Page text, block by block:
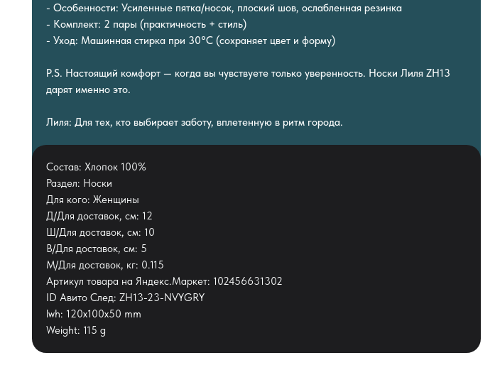
- Особенности: Усиленные пятка/носок, плоский шов, ослабленная резинка
- Комплект: 2 пары (практичность + стиль)
- Уход: Машинная стирка при 30°C (сохраняет цвет и форму)
P.S. Настоящий комфорт — когда вы чувствуете только уверенность. Носки Лиля ZH13
дарят именно это.
Лиля: Для тех, кто выбирает заботу, вплетенную в ритм города.
Состав: Хлопок 100%
Раздел: Носки
Для кого: Женщины
Д/Для доставок, см: 12
Ш/Для доставок, см: 10
В/Для доставок, см: 5
М/Для доставок, кг: 0.115
Артикул товара на Яндекс.Маркет: 102456631302
ID Авито След: ZH13-23-NVYGRY
lwh: 120x100x50 mm
Weight: 115 g